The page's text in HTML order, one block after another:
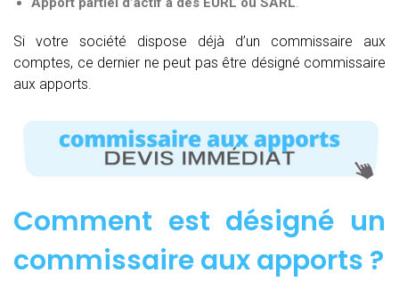
Si votre société dispose déjà d’un commissaire aux
comptes, ce dernier ne peut pas être désigné commissaire
aux apports.
Comment est désigné un
commissaire aux apports ?